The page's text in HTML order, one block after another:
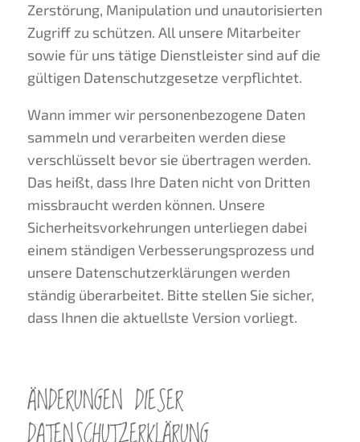
Zerstörung, Manipulation und unautorisierten
Zugriff zu schützen. All unsere Mitarbeiter
sowie für uns tätige Dienstleister sind auf die
gültigen Datenschutzgesetze verpflichtet.
Wann immer wir personenbezogene Daten
sammeln und verarbeiten werden diese
verschlüsselt bevor sie übertragen werden.
Das heißt, dass Ihre Daten nicht von Dritten
missbraucht werden können. Unsere
Sicherheitsvorkehrungen unterliegen dabei
einem ständigen Verbesserungsprozess und
unsere Datenschutzerklärungen werden
ständig überarbeitet. Bitte stellen Sie sicher,
dass Ihnen die aktuellste Version vorliegt.
ÄNDERUNGEN DIESER